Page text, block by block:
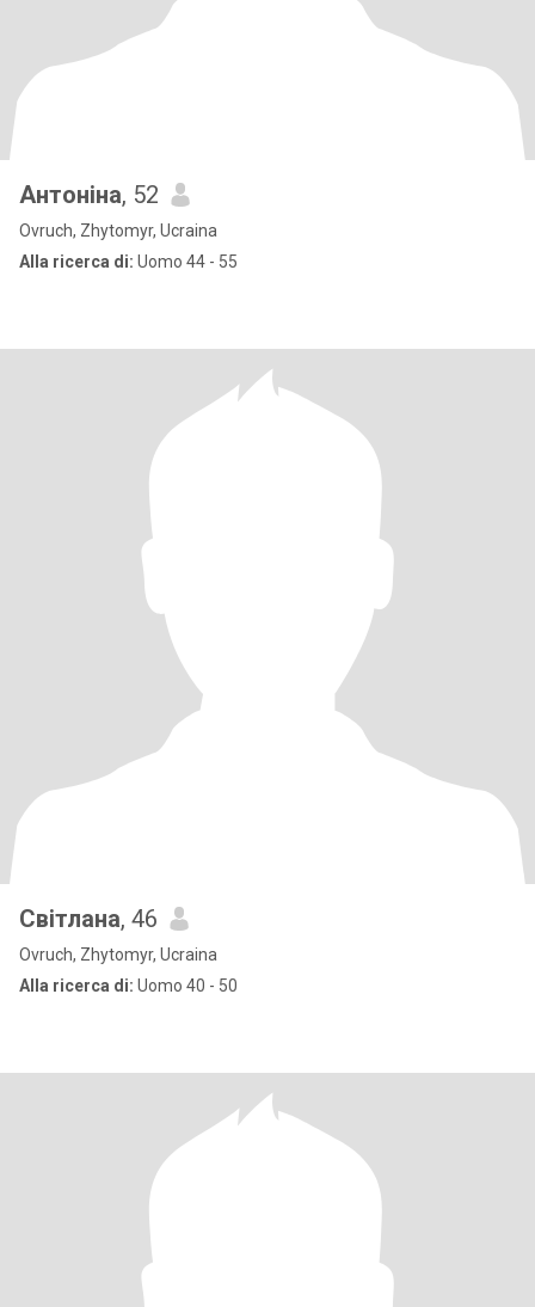
Антоніна, 52
Ovruch, Zhytomyr, Ucraina
Alla ricerca di: Uomo 44 - 55
Світлана, 46
Ovruch, Zhytomyr, Ucraina
Alla ricerca di: Uomo 40 - 50